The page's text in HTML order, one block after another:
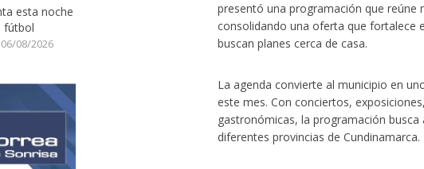
esta noche
fútbol
06/08/2026
presentó una programación que reúne
consolidando una oferta que fortalece
buscan planes cerca de casa.
La agenda convierte al municipio en
este mes. Con conciertos,
gastronómicas, la programación
diferentes provincias de Cundinamarca.